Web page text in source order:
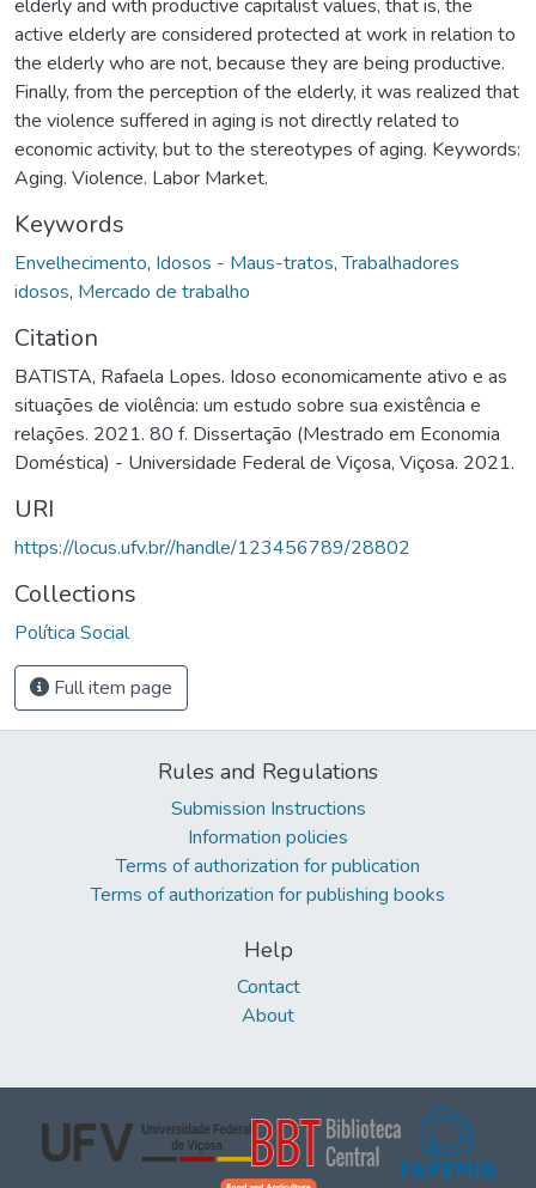
elderly and with productive capitalist values, that is, the
active elderly are considered protected at work in relation to
the elderly who are not, because they are being productive.
Finally, from the perception of the elderly, it was realized that
the violence suffered in aging is not directly related to
economic activity, but to the stereotypes of aging. Keywords:
Aging. Violence. Labor Market.
Keywords
Envelhecimento, Idosos - Maus-tratos,Trabalhadores
idosos, Mercado de trabalho
Citation
BATISTA, Rafaela Lopes. Idoso economicamente ativo e as
situações de violência: um estudo sobre sua existência e
relações. 2021. 80 f. Dissertação (Mestrado em Economia
Doméstica) - Universidade Federal de Viçosa, Viçosa. 2021.
URI
https://locus.ufv.br//handle/123456789/28802
Collections
Política Social
Full item page
Rules and Regulations
Submission Instructions
Information policies
Terms of authorization for publication
Terms of authorization for publishing books
Help
Contact
About